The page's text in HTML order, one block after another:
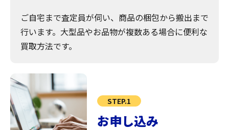
ご自宅まで査定員が伺い、商品の梱包から搬出まで
行います。大型品やお品物が複数ある場合に便利な
買取方法です。
STEP.1
お申し込み